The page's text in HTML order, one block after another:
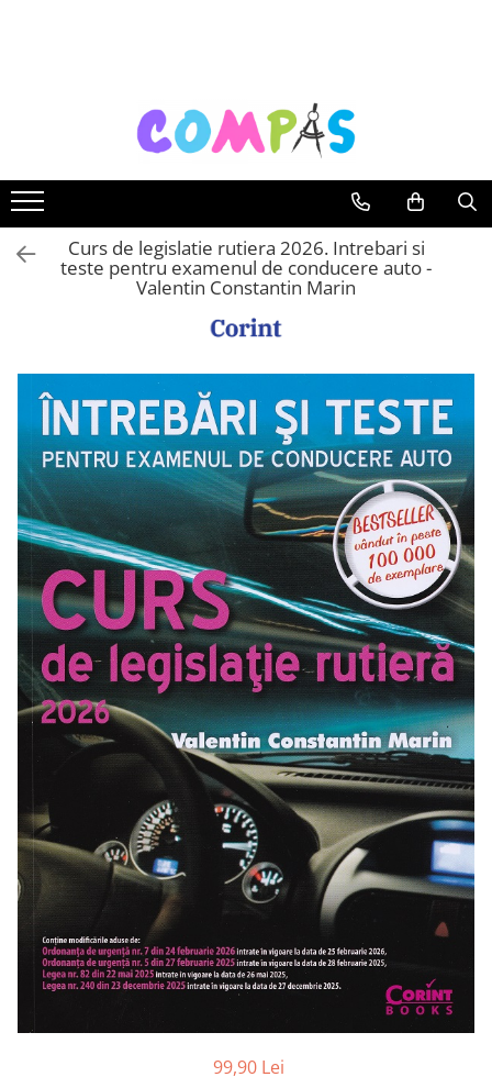
Noutăți Librăria Compas
Souvenir România
Rechizite școlare
Instrumente de scris
Stilouri școlare
Rollere și finelinere
Creioane mecanice
Creioane colorate
Creioane cerate
Carioci
Radiere
Ascutițori
Corectoare și lipici
Mine și rezerve
Cretă școlară și creativă
Accesorii școlare
Coperți caiete si cărți
Etichete școlare
Carnete pentru elevi
Lupe și articole educative
Globuri pământești
Cutii sandwich și caserole
Umbrele pentru copii
Termosuri
Pahare și sticle pentru scoală
Cutii pentru depozitare
Caiete școlare și hârtie
Curs de legislatie rutiera 2026. Intrebari si
teste pentru examenul de conducere auto -
Valentin Constantin Marin
99,90 Lei